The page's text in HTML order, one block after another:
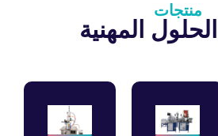
منتجات
المهنية